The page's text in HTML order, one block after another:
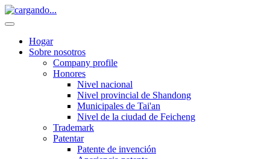
Hogar
Sobre nosotros
Company profile
Honores
Nivel nacional
Nivel provincial de Shandong
Municipales de Tai'an
Nivel de la ciudad de Feicheng
Trademark
Patentar
Patente de invención